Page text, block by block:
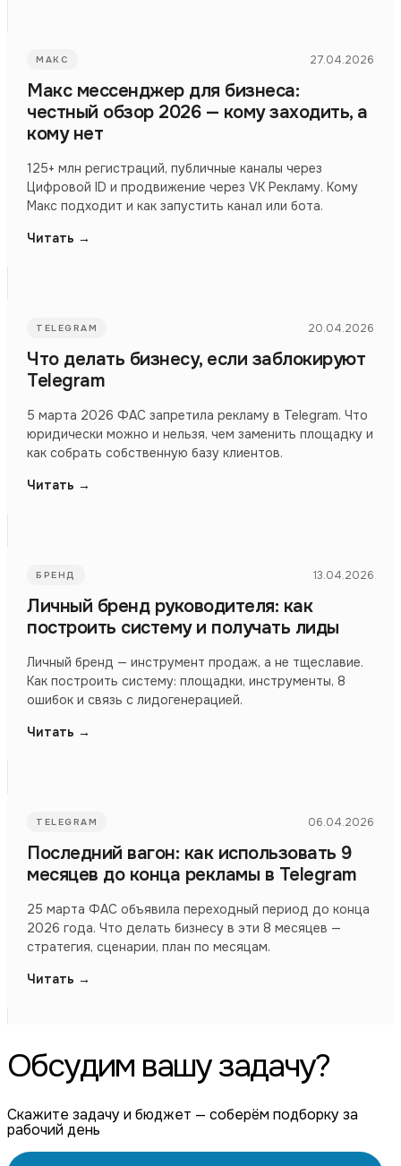
МАКС 27.04.2026
Макс мессенджер для бизнеса:
честный обзор 2026 — кому заходить, а
кому нет
125+ млн регистраций, публичные каналы через
Цифровой ID и продвижение через VK Рекламу. Кому
Макс подходит и как запустить канал или бота.
Читать →
TELEGRAM 20.04.2026
Что делать бизнесу, если заблокируют
Telegram
5 марта 2026 ФАС запретила рекламу в Telegram. Что
юридически можно и нельзя, чем заменить площадку и
как собрать собственную базу клиентов.
Читать →
БРЕНД 13.04.2026
Личный бренд руководителя: как
построить систему и получать лиды
Личный бренд — инструмент продаж, а не тщеславие.
Как построить систему: площадки, инструменты, 8
ошибок и связь с лидогенерацией.
Читать →
TELEGRAM 06.04.2026
Последний вагон: как использовать 9
месяцев до конца рекламы в Telegram
25 марта ФАС объявила переходный период до конца
2026 года. Что делать бизнесу в эти 8 месяцев —
стратегия, сценарии, план по месяцам.
Читать →
Обсудим вашу задачу?
Скажите задачу и бюджет — соберём подборку за
рабочий день